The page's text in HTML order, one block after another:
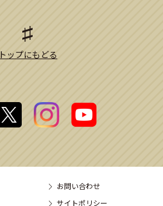
トップにもどる
お問い合わせ
サイトポリシー